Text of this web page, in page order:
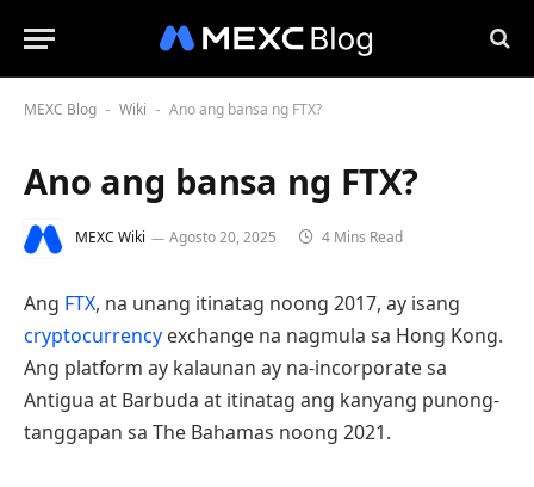
MEXC Blog - Wiki - Ano ang bansa ng FTX?
Ano ang bansa ng FTX?
MEXC Wiki Agosto 20, 2025 4 Mins Read
Ang FTX, na unang itinatag noong 2017, ay isang
cryptocurrency exchange na nagmula sa Hong Kong.
Ang platform ay kalaunan ay na-incorporate sa
Antigua at Barbuda at itinatag ang kanyang punong-
tanggapan sa The Bahamas noong 2021.